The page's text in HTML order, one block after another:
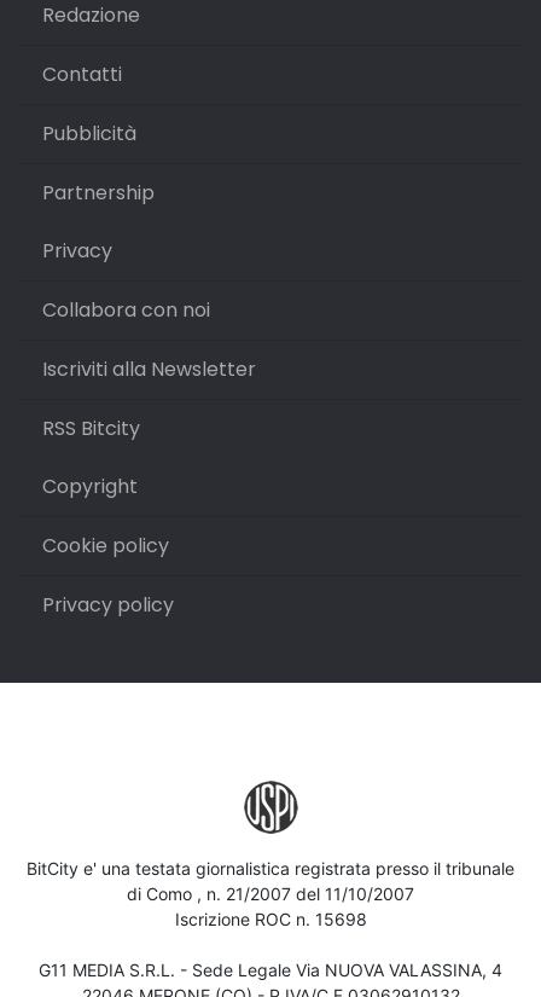
Redazione
Contatti
Pubblicità
Partnership
Privacy
Collabora con noi
Iscriviti alla Newsletter
RSS Bitcity
Copyright
Cookie policy
Privacy policy
BitCity e' una testata giornalistica registrata presso il tribunale
di Como , n. 21/2007 del 11/10/2007
Iscrizione ROC n. 15698
G11 MEDIA S.R.L. - Sede Legale Via NUOVA VALASSINA, 4